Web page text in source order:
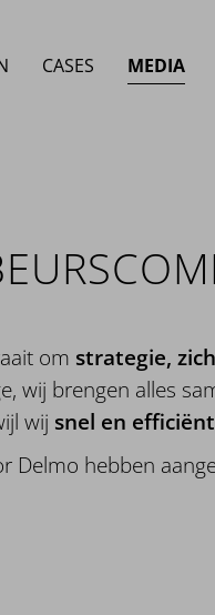
CASES MEDIA
om strategie,
wij brengen alles
wij snel en efficiënt
Delmo hebben